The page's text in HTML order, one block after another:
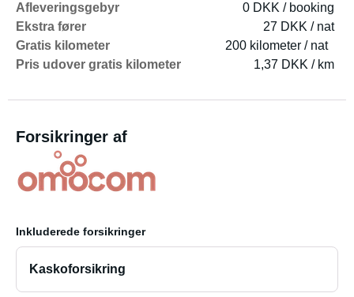
Afleveringsgebyr
0 DKK / booking
Ekstra fører
27 DKK / nat
Gratis kilometer
200 kilometer / nat
Pris udover gratis kilometer
1,37 DKK / km
Forsikringer af
Inkluderede forsikringer
Kaskoforsikring